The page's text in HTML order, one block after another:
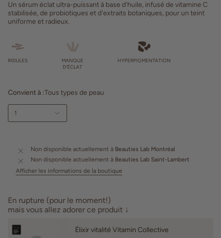
Un sérum éclat ultra-puissant à base d’huile, infusé de vitamine C
stabilisée, de probiotiques et d'extraits botaniques, pour un teint
uniforme et radieux.
RIDULES
MANQUE
D’ÉCLAT
HYPERPIGMENTATION
Convient à :Tous types de peau
1
Non disponible actuellement à Beauties Lab Montréal
Non disponible actuellement à Beauties Lab Saint-Lambert
Afficher les informations de la boutique
En rupture (pour le moment!)
mais vous allez adorer ce produit ↓
Élixir vitalité Vitamin Collective